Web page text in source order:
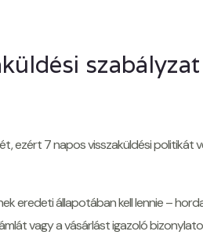
szabályzat
ezért 7 napos visszaküldési politikát
eredeti állapotában kell lennie –
vagy a vásárlást igazoló